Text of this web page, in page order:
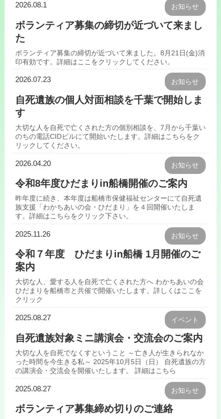
2026.08.1 お知らせ
ボランティア募集の締切が近づいて来まし
た
ボランティア募集の締切が近づいて来ました。8月21日(金)消
印有効です。詳細はここをクリックしてください。
2026.07.23 お知らせ
自死遺族の個人対面相談を千葉で開始しま
す
大切な人を自死で亡くされた方の個別相談を、7月から千葉い
のちの電話CIDビルにて開始いたします。詳細はこちらをク
リックしてください。
2026.04.20 お知らせ
令和8年度ひだまりin船橋開催のご案内
昨年度に続き、本年度は船橋市保健福祉センターにて自死遺
族支援「わかちあいの会・ひだまり」を４回開催いたしま
す。詳細はこちらをクリック下さい。
2025.11.26 お知らせ
令和７年度 ひだまりin船橋 1月開催のご
案内
大切な人、愛する人を自死で亡くされた方へ わかちあいの会
ひだまりを船橋市と共催で開催いたします。詳しくはここを
クリック
2025.08.27 イベント
自死遺族対象ミニ講演会・交流会のご案内
大切な人を自死でなくすということ ～亡き人が生きられなか
った時間を今生きる私～ 2025年10月5日（日） 自死遺族の方
の講演会・交流会を開催いたします。 詳細はこちら
2025.08.27 お知らせ
ボランティア募集締め切りのご連絡